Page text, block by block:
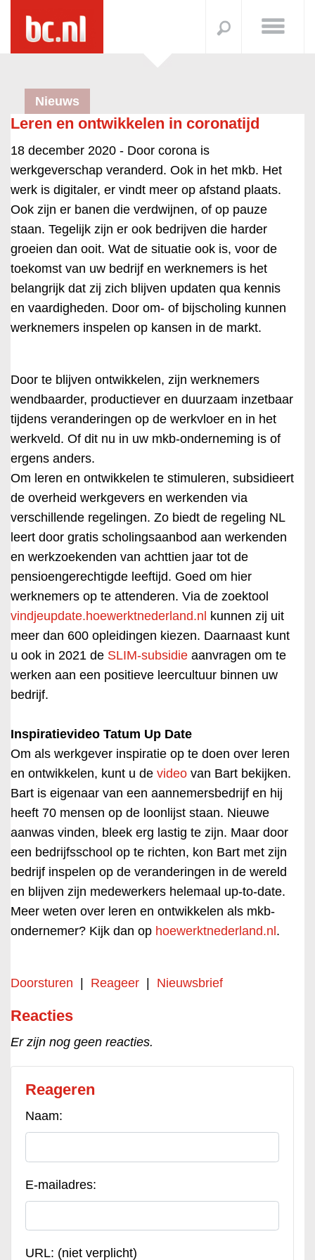
Nieuws
Leren en ontwikkelen in coronatijd
18 december 2020 - Door corona is
werkgeverschap veranderd. Ook in het mkb. Het
werk is digitaler, er vindt meer op afstand plaats.
Ook zijn er banen die verdwijnen, of op pauze
staan. Tegelijk zijn er ook bedrijven die harder
groeien dan ooit. Wat de situatie ook is, voor de
toekomst van uw bedrijf en werknemers is het
belangrijk dat zij zich blijven updaten qua kennis
en vaardigheden. Door om- of bijscholing kunnen
werknemers inspelen op kansen in de markt.
Door te blijven ontwikkelen, zijn werknemers
wendbaarder, productiever en duurzaam inzetbaar
tijdens veranderingen op de werkvloer en in het
werkveld. Of dit nu in uw mkb-onderneming is of
ergens anders.
Om leren en ontwikkelen te stimuleren, subsidieert
de overheid werkgevers en werkenden via
verschillende regelingen. Zo biedt de regeling NL
leert door gratis scholingsaanbod aan werkenden
en werkzoekenden van achttien jaar tot de
pensioengerechtigde leeftijd. Goed om hier
werknemers op te attenderen. Via de zoektool
vindjeupdate.hoewerktnederland.nl kunnen zij uit
meer dan 600 opleidingen kiezen. Daarnaast kunt
u ook in 2021 de SLIM-subsidie aanvragen om te
werken aan een positieve leercultuur binnen uw
bedrijf.
Inspiratievideo Tatum Up Date
Om als werkgever inspiratie op te doen over leren
en ontwikkelen, kunt u de video van Bart bekijken.
Bart is eigenaar van een aannemersbedrijf en hij
heeft 70 mensen op de loonlijst staan. Nieuwe
aanwas vinden, bleek erg lastig te zijn. Maar door
een bedrijfsschool op te richten, kon Bart met zijn
bedrijf inspelen op de veranderingen in de wereld
en blijven zijn medewerkers helemaal up-to-date.
Meer weten over leren en ontwikkelen als mkb-
ondernemer? Kijk dan op hoewerktnederland.nl .
Doorsturen Reageer Nieuwsbrief
Reacties
Er zijn nog geen reacties.
Reageren
Naam:
E-mailadres:
URL: (niet verplicht)